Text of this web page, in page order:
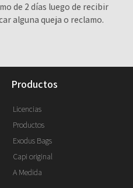
de 2 días luego de recibir
alguna queja o reclamo.
productos
Licencias
Productos
Exodus Bags
Capi original
A Medida